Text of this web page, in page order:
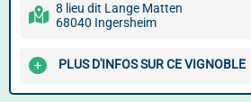
8 lieu dit Lange Matten
68040 Ingersheim
PLUS D'INFOS SUR CE VIGNOBLE